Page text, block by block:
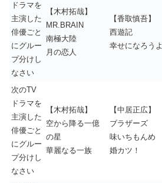
ドラマを
主演した
俳優ごと
にグルー
プ分けし
なさい
【木村拓哉】
MR.BRAIN
南極大陸
月の恋人
【香取慎吾】
西遊記
幸せになろうよ
次のTV
ドラマを
主演した
俳優ごと
にグルー
プ分けし
なさい
【木村拓哉】
空から降る一億
の星
華麗なる一族
【中居正広】
ブラザーズ
味いちもんめ
婚カツ！